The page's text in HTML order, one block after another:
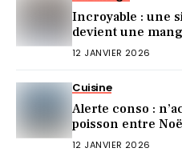
Incroyable : une
devient une
12 JANVIER 2026
Cuisine
Alerte conso :
poisson entre
pourquoi)
12 JANVIER 2026